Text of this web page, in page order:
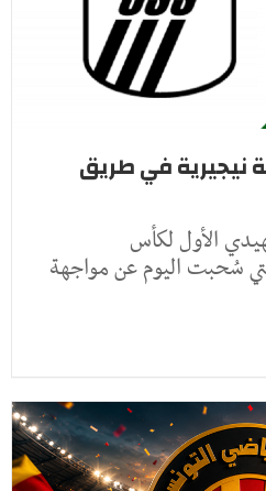
في طريق
الأول لكأس
سُحبت اليوم عن مواجهة